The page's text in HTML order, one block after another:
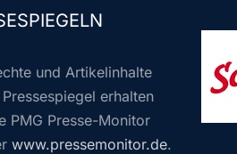
und Artikelinhalte
erhalten
PMG Presse-Monitor
www.pressemonitor.de.